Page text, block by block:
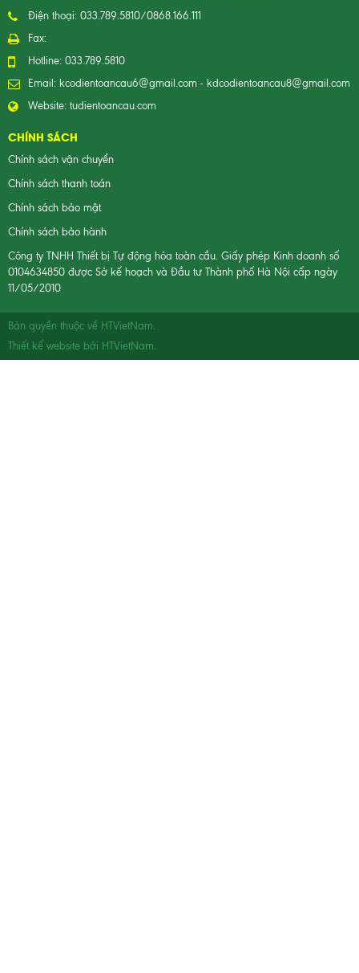
Điện thoại: 033.789.5810/0868.166.111
Fax:
Hotline: 033.789.5810
Email: kcodientoancau6@gmail.com - kdcodientoancau8@gmail.com
Website: tudientoancau.com
CHÍNH SÁCH
Chính sách vận chuyển
Chính sách thanh toán
Chính sách bảo mật
Chính sách bảo hành
Công ty TNHH Thiết bị Tự động hóa toàn cầu. Giấy phép Kinh doanh số
0104634850 được Sở kế hoạch và Đầu tư Thành phố Hà Nội cấp ngày
11/05/2010
Bản quyền thuộc về HTVietNam.
Thiết kế website bởi HTVietNam